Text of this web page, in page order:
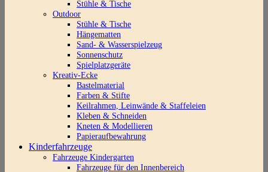
Stühle & Tische
Outdoor
Stühle & Tische
Hängematten
Sand- & Wasserspielzeug
Sonnenschutz
Spielplatzgeräte
Kreativ-Ecke
Bastelmaterial
Farben & Stifte
Keilrahmen, Leinwände & Staffeleien
Kleben & Schneiden
Kneten & Modellieren
Papieraufbewahrung
Kinderfahrzeuge
Fahrzeuge Kindergarten
Fahrzeuge für den Innenbereich